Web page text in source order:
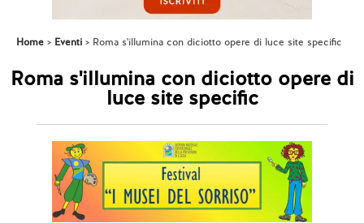
Home Eventi Roma s'illumina con diciotto opere di luce site specific
Roma s'illumina con diciotto opere di
luce site specific